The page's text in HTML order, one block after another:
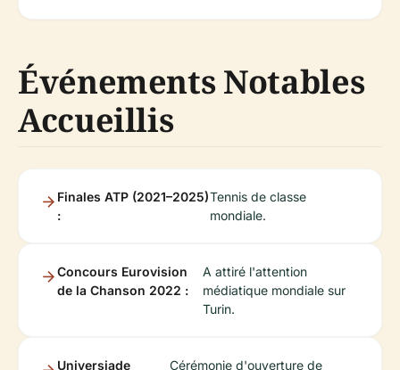
Événements Notables
Accueillis
Finales ATP (2021–2025)
:
Tennis de classe
mondiale.
Concours Eurovision
de la Chanson 2022 :
A attiré l'attention
médiatique mondiale sur
Turin.
Universiade
Cérémonie d'ouverture de